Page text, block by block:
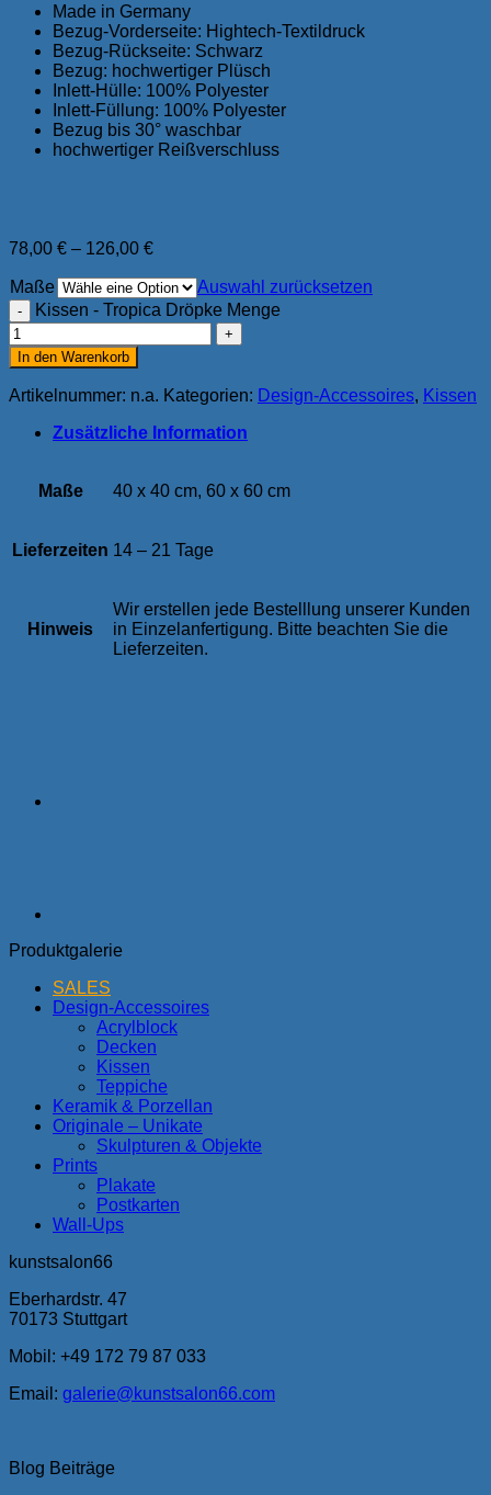
Made in Germany
Bezug-Vorderseite: Hightech-Textildruck
Bezug-Rückseite: Schwarz
Bezug: hochwertiger Plüsch
Inlett-Hülle: 100% Polyester
Inlett-Füllung: 100% Polyester
Bezug bis 30° waschbar
hochwertiger Reißverschluss
78,00 € – 126,00 €
Maße
Auswahl zurücksetzen
Kissen - Tropica Dröpke Menge
In den Warenkorb
Artikelnummer: n.a. Kategorien: Design-Accessoires, Kissen
Zusätzliche Information
Maße 40 x 40 cm, 60 x 60 cm
Lieferzeiten 14 – 21 Tage
Hinweis
Wir erstellen jede Bestelllung unserer Kunden
in Einzelanfertigung. Bitte beachten Sie die
Lieferzeiten.
Produktgalerie
SALES
Design-Accessoires
Acrylblock
Decken
Kissen
Teppiche
Keramik & Porzellan
Originale – Unikate
Skulpturen & Objekte
Prints
Plakate
Postkarten
Wall-Ups
kunstsalon66
Eberhardstr. 47
70173 Stuttgart
Mobil: +49 172 79 87 033
Email: galerie@kunstsalon66.com
Blog Beiträge